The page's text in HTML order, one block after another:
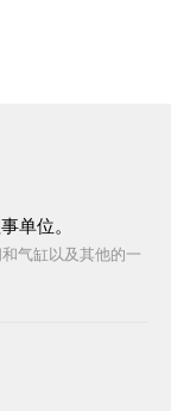
单位。
气缸以及其他的一